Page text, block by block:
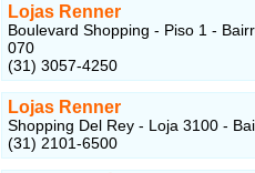
Lojas Renner
Boulevard Shopping - Piso 1 -
070
(31) 3057-4250
Lojas Renner
Shopping Del Rey - Loja 3100 -
(31) 2101-6500